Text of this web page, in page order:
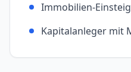
Immobilien-
Kapitalanleger mit